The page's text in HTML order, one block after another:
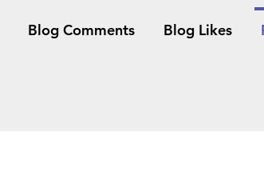
Blog Comments Blog Likes